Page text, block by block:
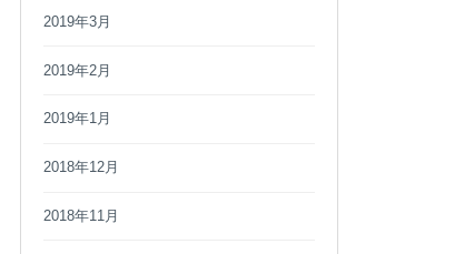
2019年3月
2019年2月
2019年1月
2018年12月
2018年11月